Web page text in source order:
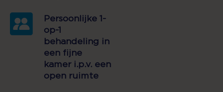
Persoonlijke 1-
op-1
behandeling in
een fijne
kamer i.p.v. een
open ruimte